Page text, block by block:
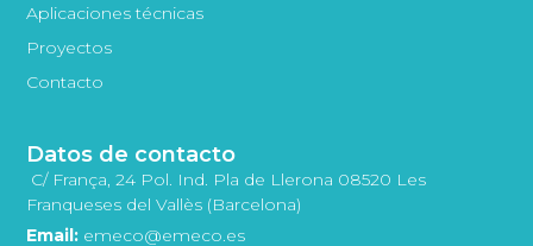
Aplicaciones técnicas
Proyectos
Contacto
Datos de contacto
C/ França, 24 Pol. Ind. Pla de Llerona 08520 Les
Franqueses del Vallès (Barcelona)
Email: emeco@emeco.es